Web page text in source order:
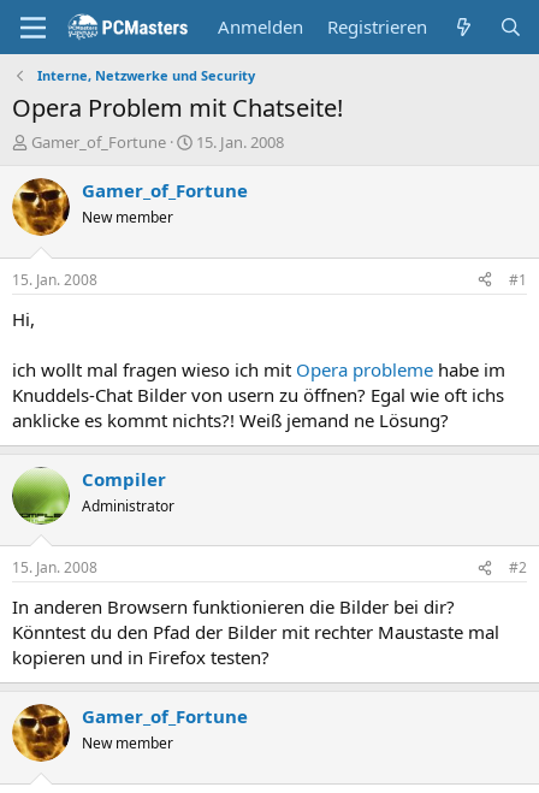
Anmelden Registrieren
Interne, Netzwerke und Security
Opera Problem mit Chatseite!
E
s
t
e
e
Gamer_of_Fortune
E
s
t
15. Jan. 2008
Gamer_of_Fortune
New member
15. Jan. 2008 #1
Hi,
ich wollt mal fragen wieso ich mit Opera probleme habe im
Knuddels-Chat Bilder von usern zu öffnen? Egal wie oft ichs
anklicke es kommt nichts?! Weiß jemand ne Lösung?
Compiler
Administrator
15. Jan. 2008 #2
In anderen Browsern funktionieren die Bilder bei dir?
Könntest du den Pfad der Bilder mit rechter Maustaste mal
kopieren und in Firefox testen?
Gamer_of_Fortune
New member